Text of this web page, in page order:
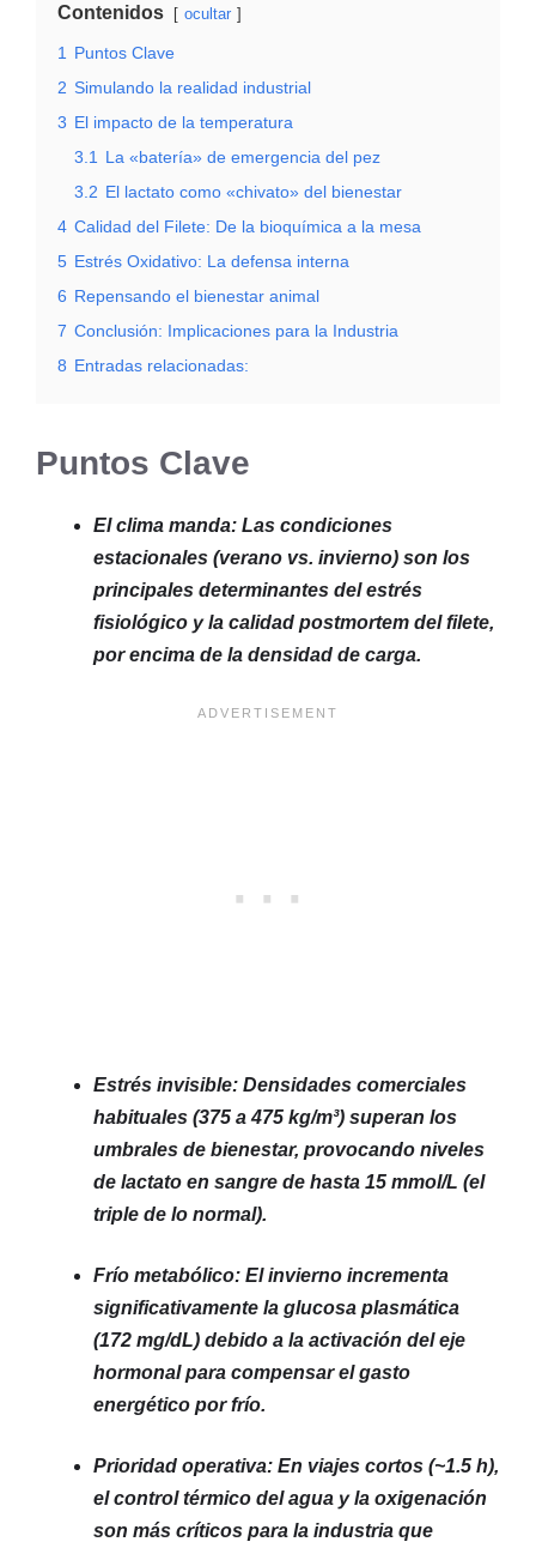
Contenidos ocultar
1
Puntos Clave
2 Simulando la realidad industrial
3 El impacto de la temperatura
3.1
La «batería» de emergencia del pez
3.2 El lactato como «chivato» del bienestar
4 Calidad del Filete: De la bioquímica a la mesa
5 Estrés Oxidativo: La defensa interna
6 Repensando el bienestar animal
7 Conclusión: Implicaciones para la Industria
8 Entradas relacionadas:
Puntos Clave
El clima manda: Las condiciones
estacionales (verano vs. invierno) son los
principales determinantes del estrés
fisiológico y la calidad postmortem del filete,
por encima de la densidad de carga.
Estrés invisible: Densidades comerciales
habituales (375 a 475 kg/m³) superan los
umbrales de bienestar, provocando niveles
de lactato en sangre de hasta 15 mmol/L (el
triple de lo normal).
Frío metabólico: El invierno incrementa
significativamente la glucosa plasmática
(172 mg/dL) debido a la activación del eje
hormonal para compensar el gasto
energético por frío.
Prioridad operativa: En viajes cortos (~1.5 h),
el control térmico del agua y la oxigenación
son más críticos para la industria que